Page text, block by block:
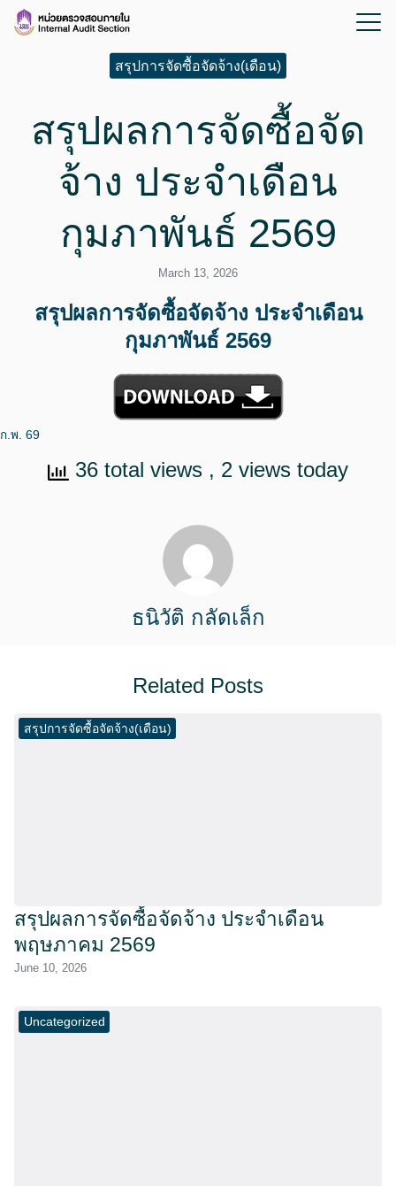
สรุปการจัดซื้อจัดจ้าง(เดือน)
สรุปผลการจัดซื้อจัด
จ้าง ประจำเดือน
กุมภาพันธ์ 2569
March 13, 2026
สรุปผลการจัดซื้อจัดจ้าง ประจำเดือน
กุมภาพันธ์ 2569
ก.พ. 69
36 total views , 2 views today
ธนิวัติ กลัดเล็ก
Related Posts
สรุปการจัดซื้อจัดจ้าง(เดือน)
สรุปผลการจัดซื้อจัดจ้าง ประจำเดือน
พฤษภาคม 2569
June 10, 2026
Uncategorized